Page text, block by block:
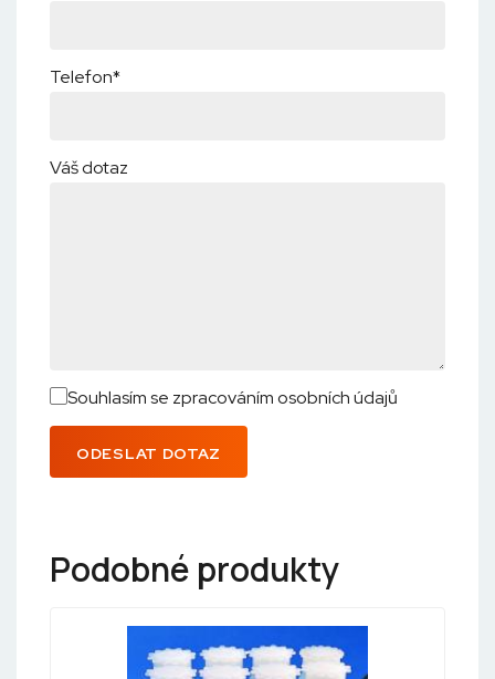
Telefon*
Váš dotaz
Souhlasím se zpracováním osobních údajů
ODESLAT DOTAZ
Podobné produkty